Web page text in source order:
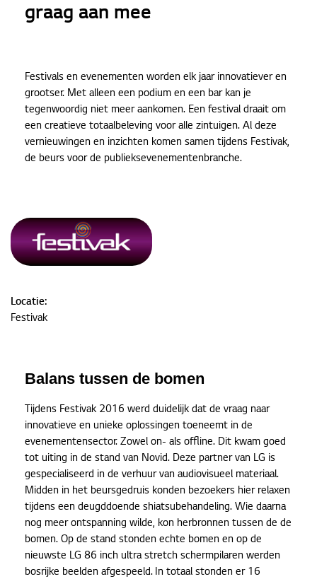
graag aan mee
Festivals en evenementen worden elk jaar innovatiever en
grootser. Met alleen een podium en een bar kan je
tegenwoordig niet meer aankomen. Een festival draait om
een creatieve totaalbeleving voor alle zintuigen. Al deze
vernieuwingen en inzichten komen samen tijdens Festivak,
de beurs voor de publieksevenementenbranche.
Locatie:
Festivak
Balans tussen de bomen
Tijdens Festivak 2016 werd duidelijk dat de vraag naar
innovatieve en unieke oplossingen toeneemt in de
evenementensector. Zowel on- als offline. Dit kwam goed
tot uiting in de stand van Novid. Deze partner van LG is
gespecialiseerd in de verhuur van audiovisueel materiaal.
Midden in het beursgedruis konden bezoekers hier relaxen
tijdens een deugddoende shiatsubehandeling. Wie daarna
nog meer ontspanning wilde, kon herbronnen tussen de de
bomen. Op de stand stonden echte bomen en op de
nieuwste LG 86 inch ultra stretch schermpilaren werden
bosrijke beelden afgespeeld. In totaal stonden er 16